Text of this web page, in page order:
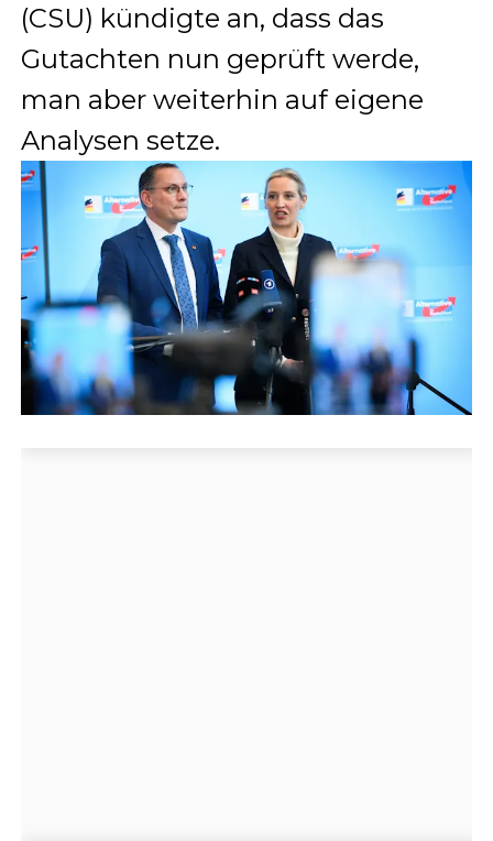
(CSU) kündigte an, dass das
Gutachten nun geprüft werde,
man aber weiterhin auf eigene
Analysen setze.